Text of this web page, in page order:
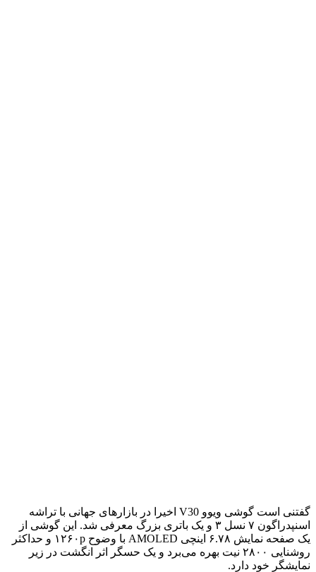
گفتنی است گوشی ویوو V30 اخیرا در بازارهای جهانی با تراشه
اسنپدراگون ۷ نسل ۳ و یک باتری بزرگ معرفی شد. این گوشی از
یک صفحه نمایش ۶.۷۸ اینچی AMOLED با وضوح ۱۲۶۰p و حداکثر
روشنایی ۲۸۰۰ نیت بهره می‌برد و یک حسگر اثر انگشت در زیر
نمایشگر خود دارد.